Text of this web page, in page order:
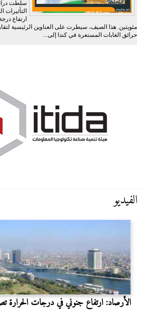
سلطت
التأثيرات
ارتفاع
مئويتين. هذا الصيف، سيطرت على العناوين الرئيسية
حرائق الغابات المستعرة في كندا إلى...
الفيديو
الأرصاد: ارتفاع جنوني في درجات الحرارة تصل لـ 35